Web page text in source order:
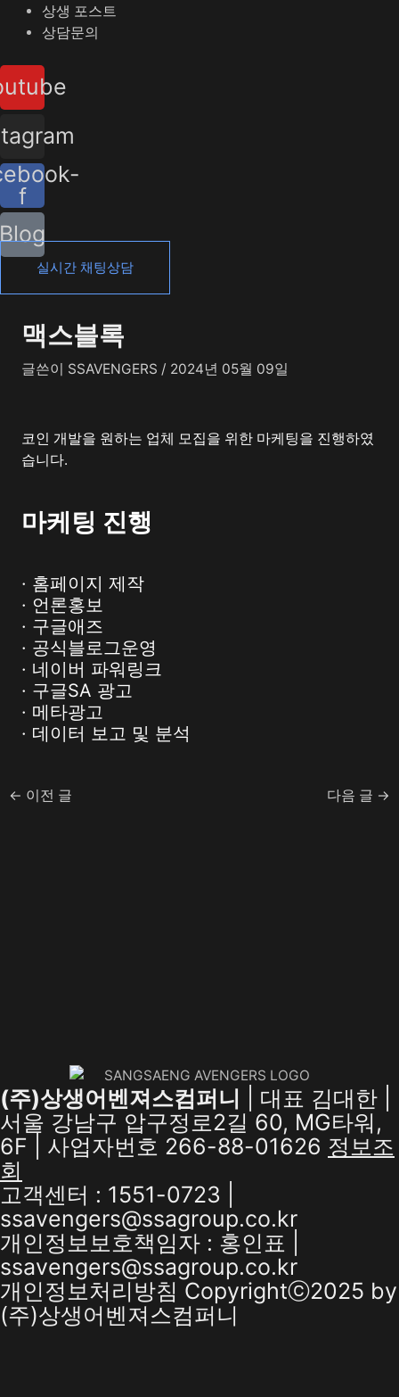
상생 포스트
상담문의
f
Blog
실시간 채팅상담
맥스블록
글쓴이 SSAVENGERS / 2024년 05월 09일
코인 개발을 원하는 업체 모집을 위한 마케팅을 진행하였
습니다.
마케팅 진행
· 홈페이지 제작
· 언론홍보
· 구글애즈
· 공식블로그운영
· 네이버 파워링크
· 구글SA 광고
· 메타광고
· 데이터 보고 및 분석
← 이전 글 다음 글 →
(주)상생어벤져스컴퍼니 | 대표 김대한 |
서울 강남구 압구정로2길 60, MG타워,
6F | 사업자번호 266-88-01626 정보조
회
고객센터 : 1551-0723 |
ssavengers@ssagroup.co.kr
개인정보보호책임자 : 홍인표 |
ssavengers@ssagroup.co.kr
개인정보처리방침 Copyrightⓒ2025 by
(주)상생어벤져스컴퍼니